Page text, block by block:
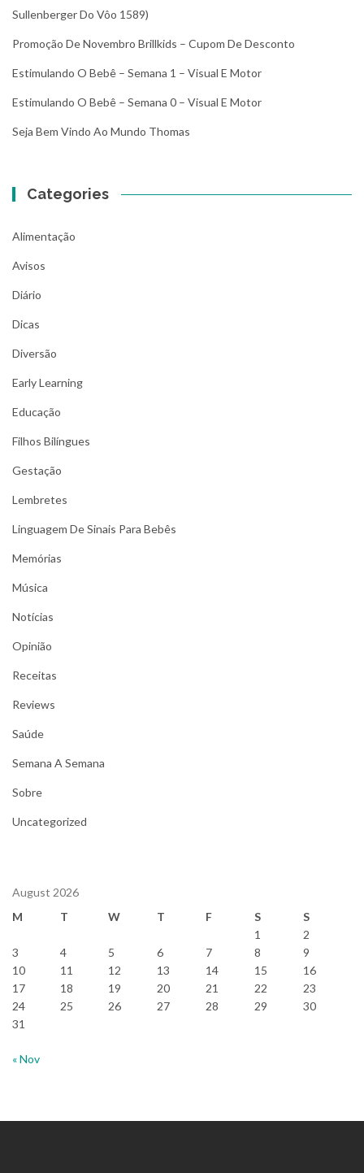
Sullenberger Do Vôo 1589)
Promoção De Novembro Brillkids – Cupom De Desconto
Estimulando O Bebê – Semana 1 – Visual E Motor
Estimulando O Bebê – Semana 0 – Visual E Motor
Seja Bem Vindo Ao Mundo Thomas
Categories
Alimentação
Avisos
Diário
Dicas
Diversão
Early Learning
Educação
Filhos Bilíngues
Gestação
Lembretes
Linguagem De Sinais Para Bebês
Memórias
Música
Notícias
Opinião
Receitas
Reviews
Saúde
Semana A Semana
Sobre
Uncategorized
August 2026
M
T W T F S
S
1
2
3
4 5 6 7 8
9
10
11 12 13 14 15
16
17
18 19 20 21 22
23
24
25 26 27 28 29
30
31
« Nov